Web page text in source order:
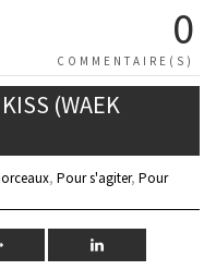
0
COMMENTAIRE(S)
(WAEK
, Pour s'agiter, Pour